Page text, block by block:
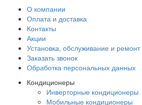
О компании
Оплата и доставка
Контакты
Акции
Установка, обслуживание и ремонт
Заказать звонок
Обработка персональных данных
Кондиционеры
Инверторные кондиционеры
Мобильные кондиционеры